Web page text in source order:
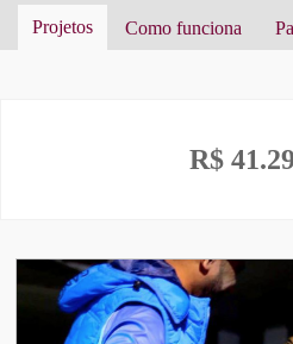
Projetos Como funciona
R$